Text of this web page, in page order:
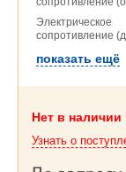
Электрическое
сопротивление
показать ещё
Нет в наличии
Узнать о